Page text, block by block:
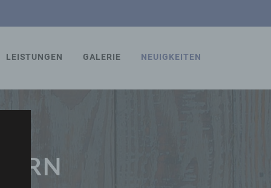
LEISTUNGEN GALERIE NEUIGKEITEN